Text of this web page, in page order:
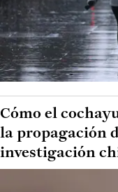
Cómo el
la propagación
investigación